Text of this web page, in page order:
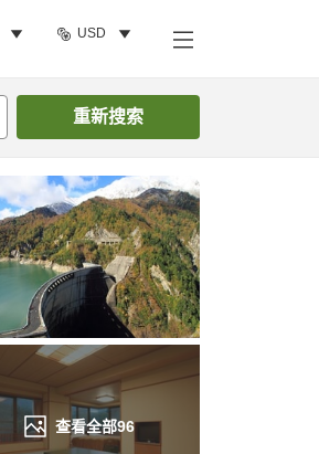
USD
重新搜索
查看全部96
搜索客房